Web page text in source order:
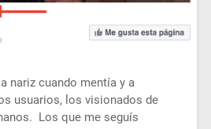
nariz cuando mentía y a
usuarios, los visionados de
Los que me seguís